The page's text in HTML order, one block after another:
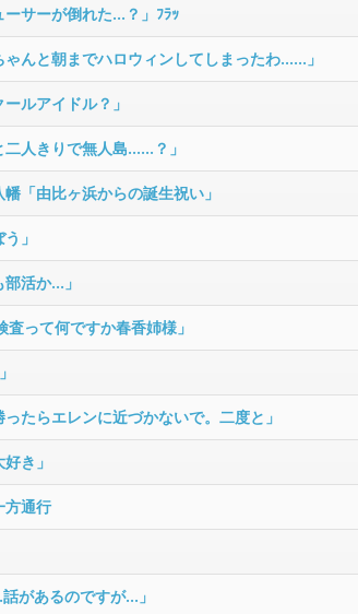
ーサーが倒れた…？」ﾌﾗｯ
ゃんと朝までハロウィンしてしまったわ……」
ルアイドル？」
二人きりで無人島……？」
幡「由比ヶ浜からの誕生祝い」
」
活か…」
って何ですか春香姉様」
ったらエレンに近づかないで。二度と」
き」
方通行
があるのですが…」